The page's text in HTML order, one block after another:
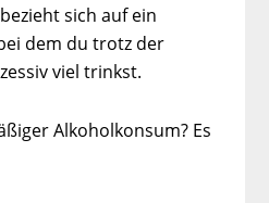
sich auf ein
dem du trotz der
viel trinkst.
Alkoholkonsum? Es